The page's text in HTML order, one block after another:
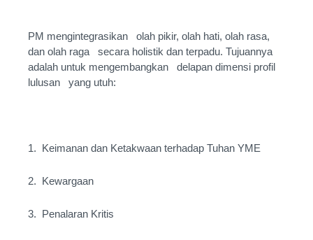
PM mengintegrasikan olah pikir, olah hati, olah rasa,
dan olah raga secara holistik dan terpadu. Tujuannya
adalah untuk mengembangkan delapan dimensi profil
lulusan yang utuh:
1. Keimanan dan Ketakwaan terhadap Tuhan YME
2. Kewargaan
3. Penalaran Kritis